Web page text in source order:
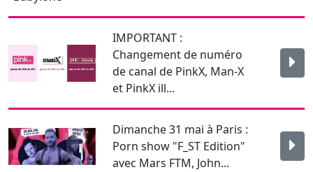
IMPORTANT :
Changement de numéro
de canal de PinkX, Man-X
et PinkX ill...
Dimanche 31 mai à Paris :
Porn show "F_ST Edition"
avec Mars FTM, John...